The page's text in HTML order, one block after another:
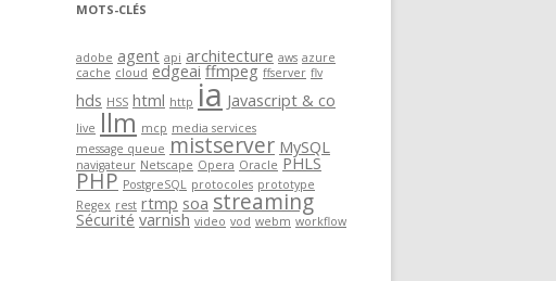
MOTS-CLÉS
adobe agent api architecture aws azure
cache cloud edgeai ffmpeg ffserver flv
hds HSS html http ia Javascript & co
live llm mcp media services
message queue mistserver MySQL
navigateur Netscape Opera Oracle PHLS
PHP PostgreSQL protocoles prototype
Regex rest rtmp soa streaming
Sécurité varnish video vod webm workflow